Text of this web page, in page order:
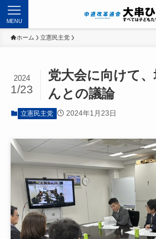
MENU
ホーム 立憲民主党
党大会に向けて
んとの議論
2024
1/23
立憲民主党 2024年1月23日